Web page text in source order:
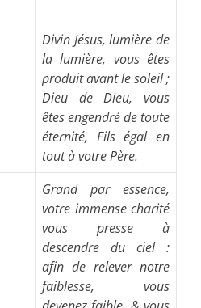
Divin Jésus, lumière de
la lumière, vous êtes
produit avant le soleil ;
Dieu de Dieu, vous
êtes engendré de toute
éternité, Fils égal en
tout à votre Père.
Grand par essence,
votre immense charité
vous presse à
descendre du ciel :
afin de relever notre
faiblesse, vous